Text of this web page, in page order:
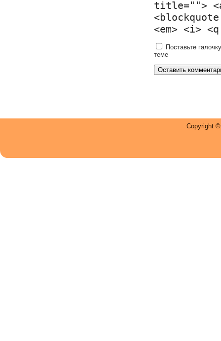
title="">
<em> <i>
Поставьте
теме
Copyright